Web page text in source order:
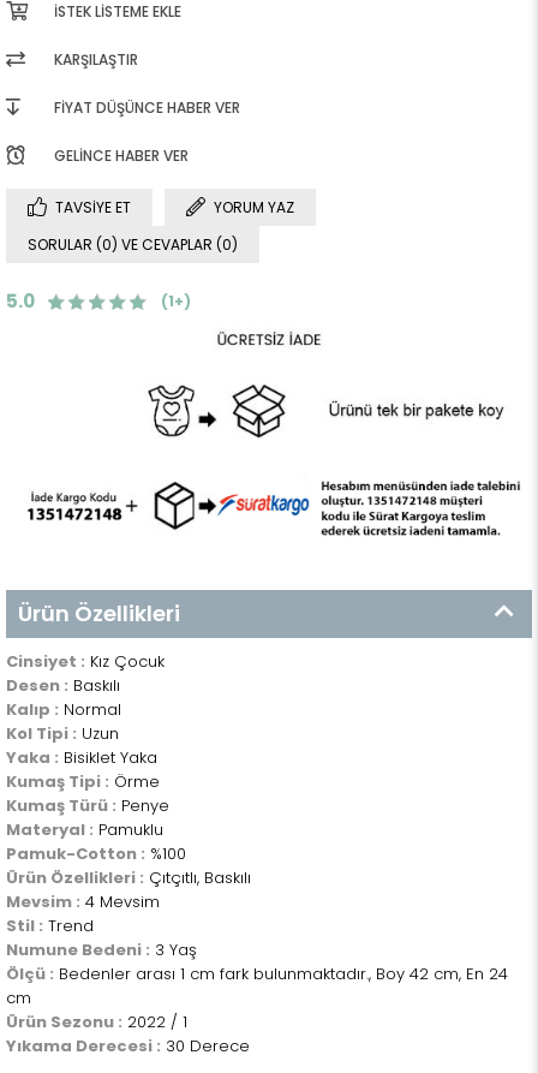
İSTEK LISTEME EKLE
KARŞILAŞTIR
FIYAT DÜŞÜNCE HABER VER
GELINCE HABER VER
TAVSIYE ET
YORUM YAZ
SORULAR (0) VE CEVAPLAR (0)
5.0 (1+)
Ürün Özellikleri
Cinsiyet : Kız Çocuk
Desen : Baskılı
Kalıp : Normal
Kol Tipi : Uzun
Yaka : Bisiklet Yaka
Kumaş Tipi : Örme
Kumaş Türü : Penye
Materyal : Pamuklu
Pamuk-Cotton : %100
Ürün Özellikleri : Çıtçıtlı, Baskılı
Mevsim : 4 Mevsim
Stil : Trend
Numune Bedeni : 3 Yaş
Ölçü : Bedenler arası 1 cm fark bulunmaktadır., Boy 42 cm, En 24
cm
Ürün Sezonu : 2022 / 1
Yıkama Derecesi : 30 Derece